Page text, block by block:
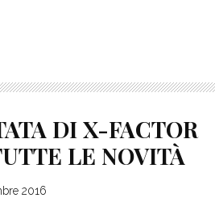
DI X-FACTOR
LE NOVITÀ
2016